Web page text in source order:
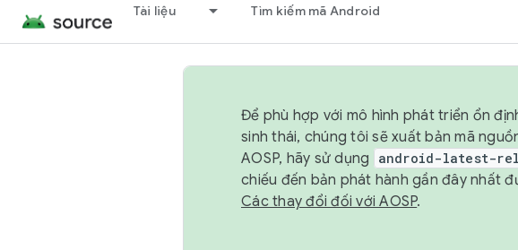
Tài liệu Tìm kiếm mã Android
Để phù hợp với mô hình phát triển ổn
sinh thái, chúng tôi sẽ xuất bản mã
AOSP, hãy sử dụng
android-latest-
chiếu đến bản phát hành gần đây nhất
Các thay đổi đối với AOSP.